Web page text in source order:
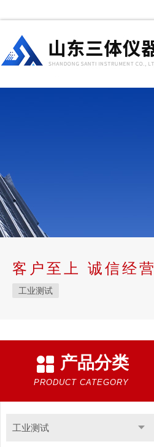
客户至上 诚信经营
工业测试
产品分类
PRODUCT CATEGORY
工业测试